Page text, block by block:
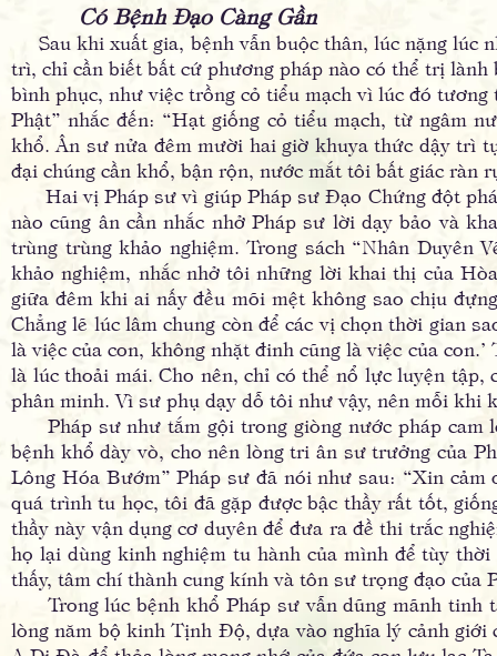
Có Bệnh Ðạo Càng Gần
Sau khi xuất gia, bệnh vẫn buộc thân, lúc nặng lúc
trì, chỉ cần biết bất cứ phương pháp nào có thể trị
bình phục, như việc trồng cỏ tiểu mạch vì lúc đó
Phật” nhắc đến: “Hạt giống cỏ tiểu mạch, từ ngâm
khổ. Ân sư nửa đêm mười hai giờ khuya thức dậy trì
đại chúng cần khổ, bận rộn, nước mắt tôi bất giác ràn
Hai vị Pháp sư vì giúp Pháp sư Ðạo Chứng đột
nào cũng ân cần nhắc nhở Pháp sư lời dạy bảo và
trùng trùng khảo nghiệm. Trong sách “Nhân Duyên
khảo nghiệm, nhắc nhở tôi những lời khai thị của
giữa đêm khi ai nấy đều mõi mệt không sao chịu
Chẳng lẽ lúc lâm chung còn để các vị chọn thời gian
là việc của con, không nhặt đinh cũng là việc của
là lúc thoải mái. Cho nên, chỉ có thể nổ lực luyện
phân minh. Vì sư phụ dạy dỗ tôi như vậy, nên mỗi khi
Pháp sư như tắm gội trong giòng nước pháp cam
bệnh khổ dày vò, cho nên lòng tri ân sư trưởng của
Lông Hóa Bướm” Pháp sư đã nói như sau: “Xin
quá trình tu học, tôi đã gặp được bậc thầy rất tốt,
thầy này vận dụng cơ duyên để đưa ra đề thi trắc
họ lại dùng kinh nghiệm tu hành của mình để tùy
thấy, tâm chí thành cung kính và tôn sư trọng đạo của
Trong lúc bệnh khổ Pháp sư vẫn dũng mãnh tinh
lòng năm bộ kinh Tịnh Ðộ, dựa vào nghĩa lý cảnh giới